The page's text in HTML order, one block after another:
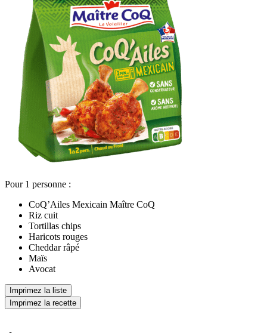
Pour 1 personne :
CoQ’Ailes Mexicain Maître CoQ
Riz cuit
Tortillas chips
Haricots rouges
Cheddar râpé
Maïs
Avocat
Imprimez la liste
Imprimez la recette